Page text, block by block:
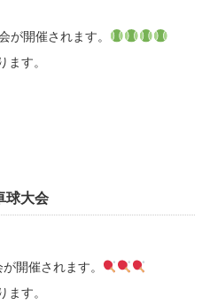
開催されます。
ます。
球大会
開催されます。
ます。